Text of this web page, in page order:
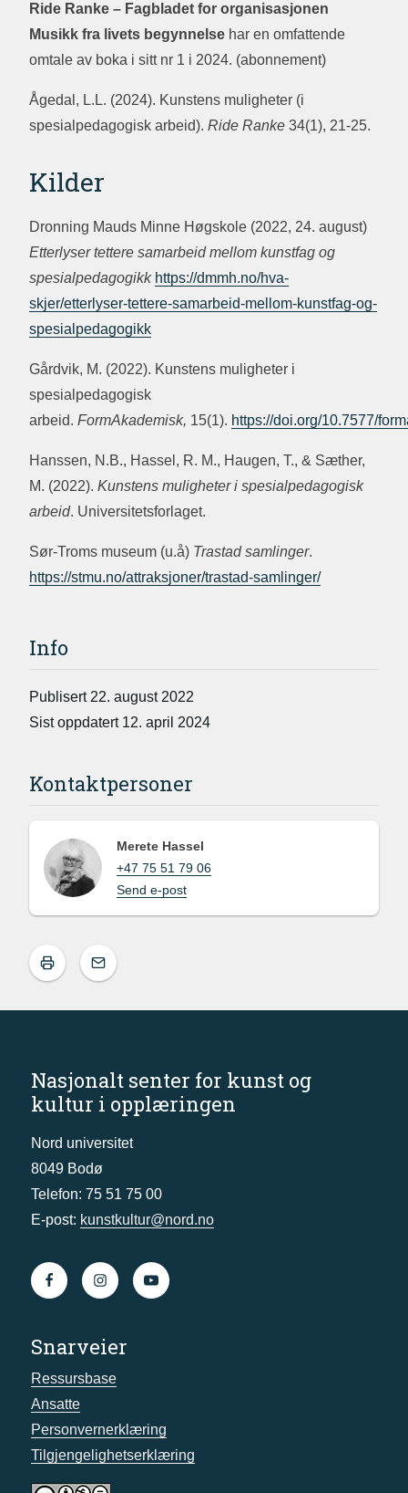
Ride Ranke – Fagbladet for organisasjonen
Musikk fra livets begynnelse har en omfattende
omtale av boka i sitt nr 1 i 2024. (abonnement)
Ågedal, L.L. (2024). Kunstens muligheter (i
spesialpedagogisk arbeid). Ride Ranke 34(1), 21-25.
Kilder
Dronning Mauds Minne Høgskole (2022, 24. august)
Etterlyser tettere samarbeid mellom kunstfag og
spesialpedagogikk https://dmmh.no/hva-
skjer/etterlyser-tettere-samarbeid-mellom-kunstfag-og-
spesialpedagogikk
Gårdvik, M. (2022). Kunstens muligheter i
spesialpedagogisk
arbeid. FormAkademisk, 15(1). https://doi.org/10.7577/
Hanssen, N.B., Hassel, R. M., Haugen, T., & Sæther,
M. (2022). Kunstens muligheter i spesialpedagogisk
arbeid. Universitetsforlaget.
Sør-Troms museum (u.å) Trastad samlinger.
https://stmu.no/attraksjoner/trastad-samlinger/
Info
Publisert 22. august 2022
Sist oppdatert 12. april 2024
Kontaktpersoner
Merete Hassel
+47 75 51 79 06
Send e-post
Nasjonalt senter for kunst og
kultur i opplæringen
Nord universitet
8049 Bodø
Telefon: 75 51 75 00
E-post: kunstkultur@nord.no
Snarveier
Ressursbase
Ansatte
Personvernerklæring
Tilgjengelighetserklæring